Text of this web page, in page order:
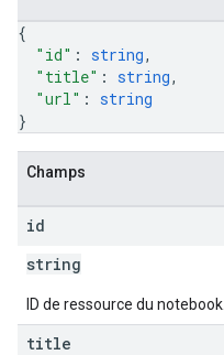
{
"id" : string,
"title" : string,
"url" : string
}
Champs
id
string
ID de ressource du notebook.
title